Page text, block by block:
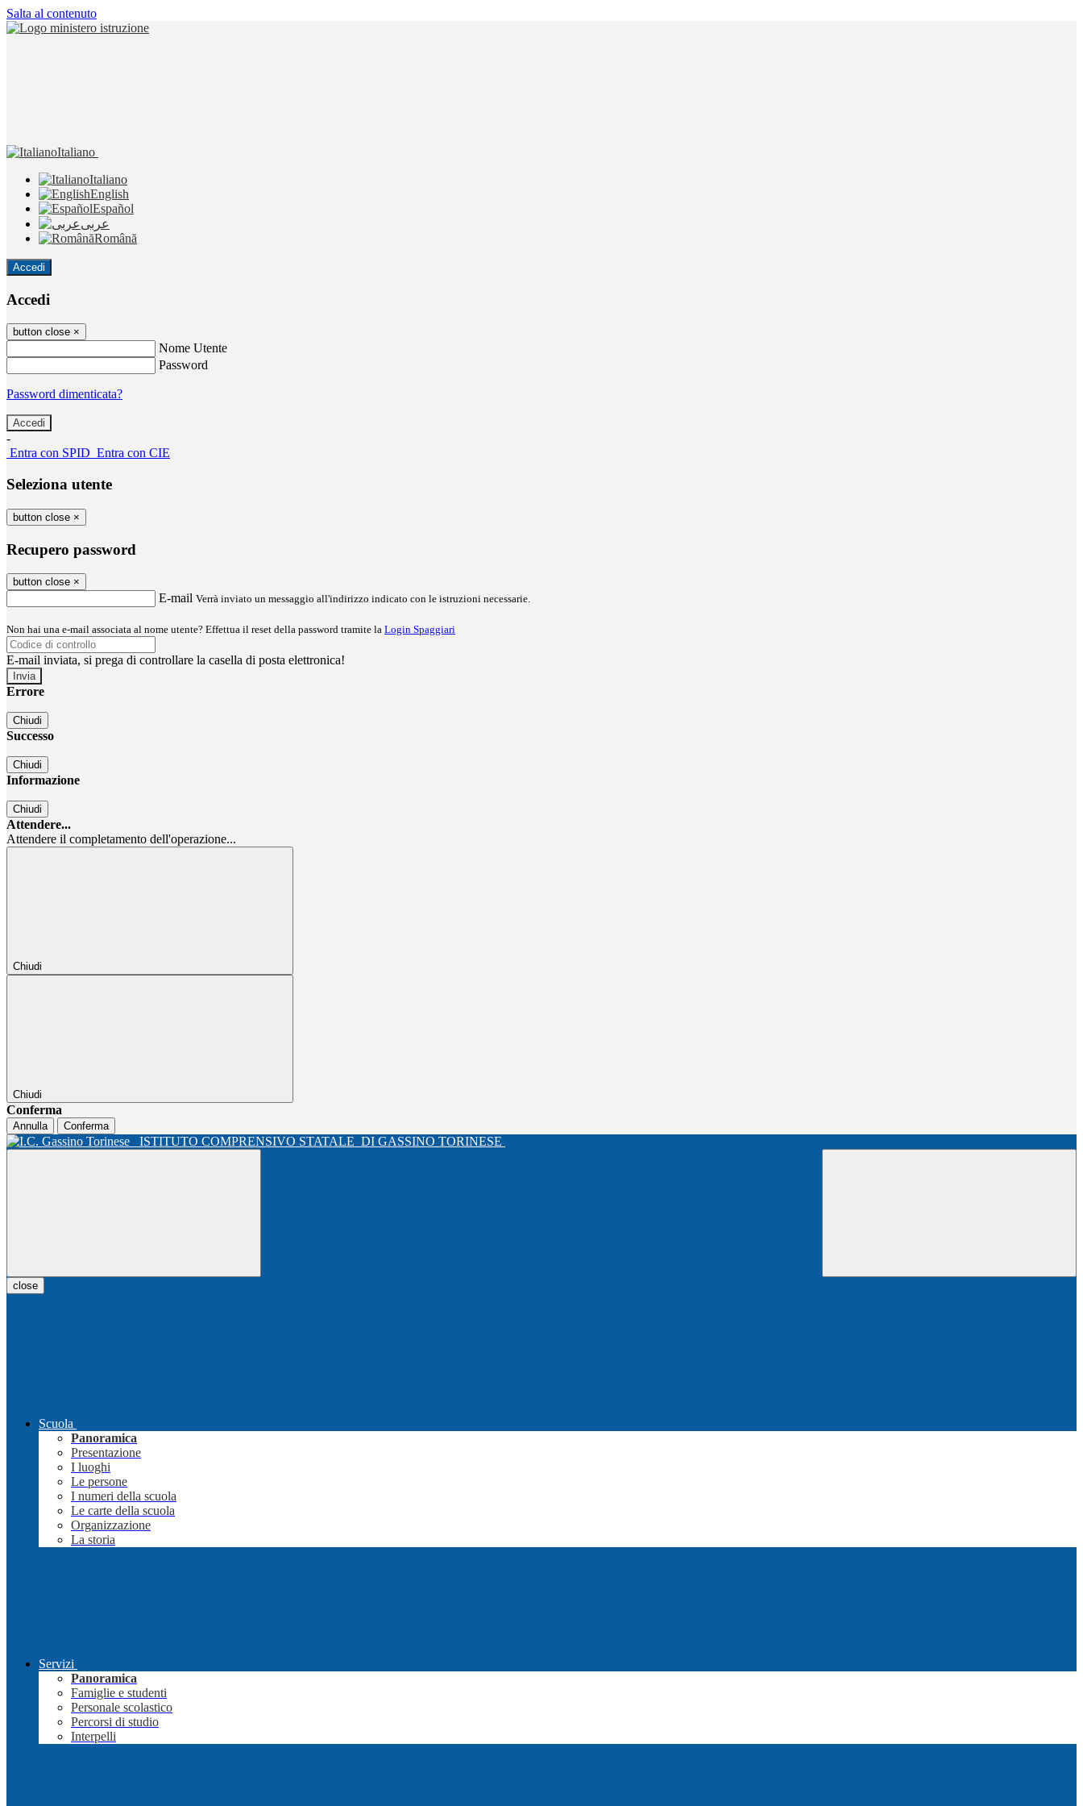
Salta al contenuto
Italiano
Italiano
English
Español
عربى
Română
Accedi
Accedi
button close ×
Nome Utente
Password
Password dimenticata?
-
Entra con SPID Entra con CIE
Seleziona utente
button close ×
Recupero password
button close ×
E-mail Verrà inviato un messaggio all'indirizzo indicato con le istruzioni necessarie.
Non hai una e-mail associata al nome utente? Effettua il reset della password tramite la Login Spaggiari
E-mail inviata, si prega di controllare la casella di posta elettronica!
Errore
Chiudi
Successo
Chiudi
Informazione
Chiudi
Attendere...
Attendere il completamento dell'operazione...
Chiudi
Chiudi
Conferma
Annulla Conferma
ISTITUTO COMPRENSIVO STATALE DI GASSINO TORINESE
close
Scuola
Panoramica
Presentazione
I luoghi
Le persone
I numeri della scuola
Le carte della scuola
Organizzazione
La storia
Servizi
Panoramica
Famiglie e studenti
Personale scolastico
Percorsi di studio
Interpelli